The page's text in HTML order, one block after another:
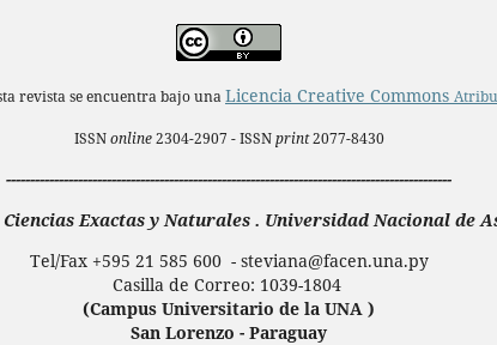
revista se encuentra bajo unaLicencia Creative Commons
ISSNonline2304-2907 - ISSNprint2077-8430
---------------------------------------------------------------------------------------------
Exactas y Naturales . Universidad Nacional de
Tel/Fax +595 21 585 600 - steviana@facen.una.py
Casilla de Correo: 1039-1804
(Campus Universitario de la UNA )
San Lorenzo - Paraguay